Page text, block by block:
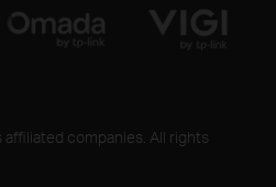
companies. All rights